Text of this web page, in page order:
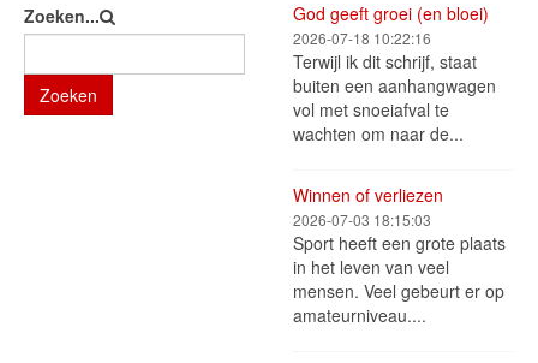
Zoeken...
Zoeken
God geeft groei (en bloei)
2026-07-18 10:22:16
Terwijl ik dit schrijf, staat
buiten een aanhangwagen
vol met snoeiafval te
wachten om naar de...
Winnen of verliezen
2026-07-03 18:15:03
Sport heeft een grote plaats
in het leven van veel
mensen. Veel gebeurt er op
amateurniveau....